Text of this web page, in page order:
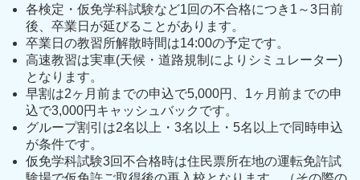
各検定・仮免学科試験など1回の不合格につき1～3日前
後、卒業日が延びることがあります。
卒業日の教習所解散時間は14:00の予定です。
高速教習は実車(天候・道路規制によりシミュレーター)
となります。
早割は2ヶ月前までの申込で5,000円、1ヶ月前までの申
込で3,000円キャッシュバックです。
グループ割引は2名以上・3名以上・5名以上で同時申込
が条件です。
仮免学科試験3回不合格時は住民票所在地の運転免許試